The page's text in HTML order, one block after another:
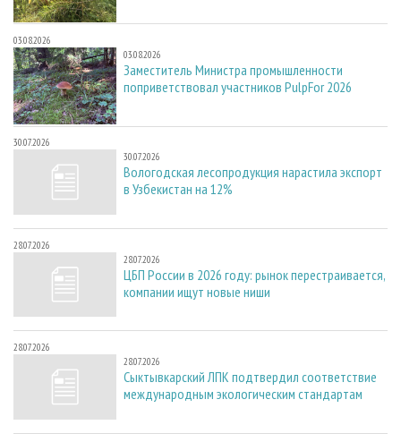
03.08.2026
03.08.2026
Заместитель Министра промышленности
поприветствовал участников PulpFor 2026
30.07.2026
30.07.2026
Вологодская лесопродукция нарастила экспорт
в Узбекистан на 12%
28.07.2026
28.07.2026
ЦБП России в 2026 году: рынок перестраивается,
компании ищут новые ниши
28.07.2026
28.07.2026
Сыктывкарский ЛПК подтвердил соответствие
международным экологическим стандартам